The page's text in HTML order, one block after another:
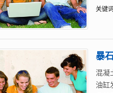
关键词
暴
混凝
油缸